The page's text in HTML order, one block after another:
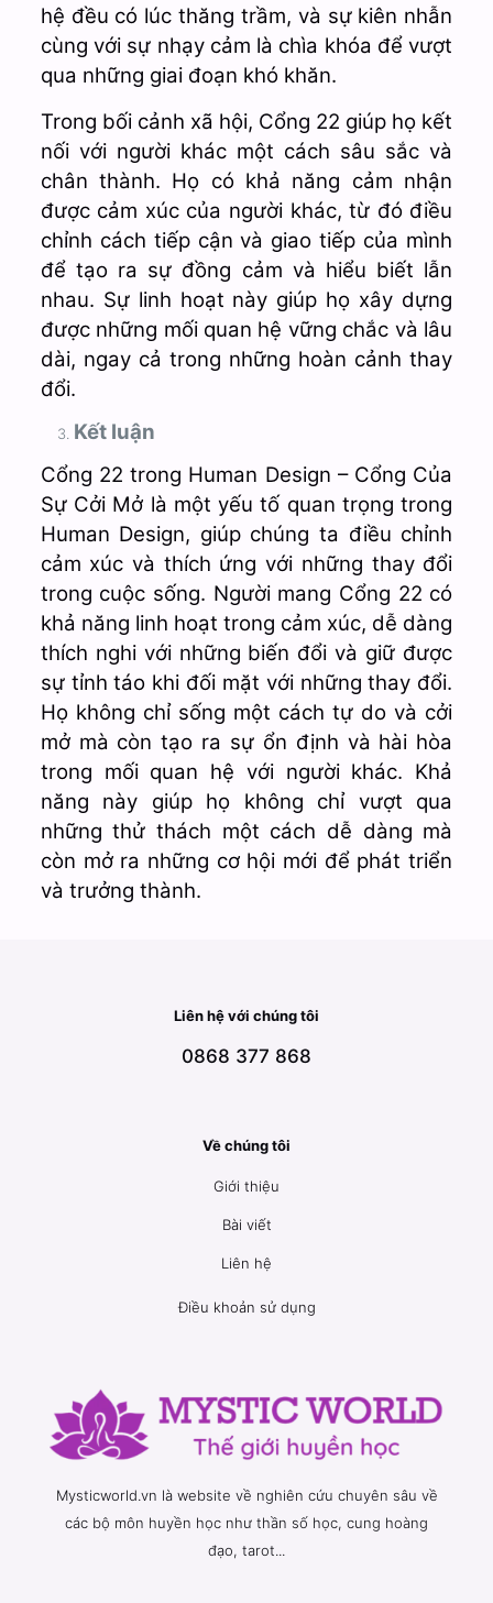
hệ đều có lúc thăng trầm, và sự kiên nhẫn
cùng với sự nhạy cảm là chìa khóa để vượt
qua những giai đoạn khó khăn.
Trong bối cảnh xã hội, Cổng 22 giúp họ kết
nối với người khác một cách sâu sắc và
chân thành. Họ có khả năng cảm nhận
được cảm xúc của người khác, từ đó điều
chỉnh cách tiếp cận và giao tiếp của mình
để tạo ra sự đồng cảm và hiểu biết lẫn
nhau. Sự linh hoạt này giúp họ xây dựng
được những mối quan hệ vững chắc và lâu
dài, ngay cả trong những hoàn cảnh thay
đổi.
Kết luận
Cổng 22 trong Human Design – Cổng Của
Sự Cởi Mở là một yếu tố quan trọng trong
Human Design, giúp chúng ta điều chỉnh
cảm xúc và thích ứng với những thay đổi
trong cuộc sống. Người mang Cổng 22 có
khả năng linh hoạt trong cảm xúc, dễ dàng
thích nghi với những biến đổi và giữ được
sự tỉnh táo khi đối mặt với những thay đổi.
Họ không chỉ sống một cách tự do và cởi
mở mà còn tạo ra sự ổn định và hài hòa
trong mối quan hệ với người khác. Khả
năng này giúp họ không chỉ vượt qua
những thử thách một cách dễ dàng mà
còn mở ra những cơ hội mới để phát triển
và trưởng thành.
Liên hệ với chúng tôi
0868 377 868
Về chúng tôi
Giới thiệu
Bài viết
Liên hệ
Điều khoản sử dụng
Mysticworld.vn là website về nghiên cứu chuyên sâu về
các bộ môn huyền học như thần số học, cung hoàng
đạo, tarot...